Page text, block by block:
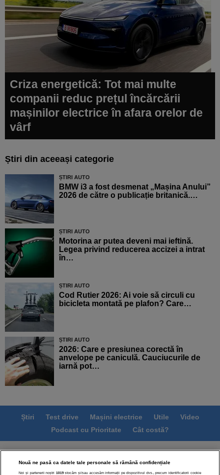
Criza energetică: Tot mai multe
companii reduc prețul încărcării
mașinilor electrice în afara orelor de
vârf
Știri din aceeași categorie
ȘTIRI AUTO
BMW i3 a fost desmenat „Mașina Anului”
2026 de către o publicație britanică.…
ȘTIRI AUTO
Motorina ar putea deveni mai ieftină.
Legea privind reducerea accizei a intrat
în…
ȘTIRI AUTO
Cod Rutier 2026: Ai voie să circuli cu
bicicleta montată pe plafon? Care…
ȘTIRI AUTO
2026: Care e presiunea corectă în
anvelope pe caniculă. Cauciucurile de
iarnă pot…
Știri Test drive Mașini electrice Utile
Video
Podcast cu Prioritate
Cât costă?
Termeni si conditii
Politica de confidentialitate
Politica de cookies
Echipa editorială
Contact
Nouă ne pasă ca datele tale personale să rămână confidențiale
Noi și partenerii noștri 1019stocăm și/sau accesăm informații pe dispozitivul dvs., precum identificatorii cookie